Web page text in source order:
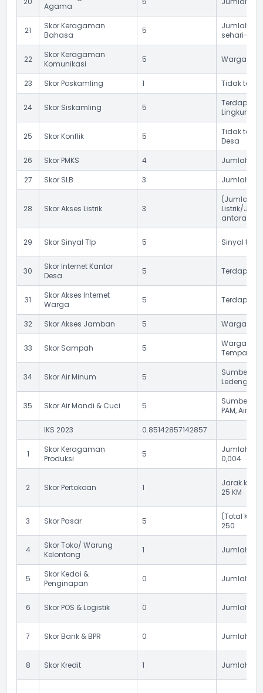
Agama
21
Skor Keragaman
Bahasa
5
Jumlah
sehari-hari
22
Skor Keragaman
Komunikasi
5 Warga
23 Skor Poskamling 1 Tidak
24 Skor Siskamling 5
Terdapat
25 Skor Konflik 5
Tidak
Desa
26
Skor PMKS 4
Jumlah
27
Skor SLB 3 Jumlah
28 Skor Akses Listrik 3
(Jumlah
Listrik/
antara 0,6
29 Skor Sinyal Tlp 5 Sinyal
30
Skor Internet Kantor
Desa
5 Terdapat
31
Skor Akses Internet
Warga
5 Terdapat
32 Skor Akses Jamban 5 Warga
33 Skor Sampah 5
Warga
Tempat
34 Skor Air Minum 5
Sumber air
Ledeng
35 Skor Air Mandi & Cuci 5
Sumber
PAM, Air
IKS 2023
0.85142857142857
1
Skor Keragaman
Produksi
5
Jumlah
0,004
2 Skor Pertokoan 1
Jarak ke
25 KM
3 Skor Pasar 5
(Total KK/
250
4
Skor Toko/ Warung
Kelontong
1 Jumlah
5
Skor Kedai &
Penginapan
0 Jumlah
6 Skor POS & Logistik 0 Jumlah
7 Skor Bank & BPR 0 Jumlah
8 Skor Kredit 1 Jumlah